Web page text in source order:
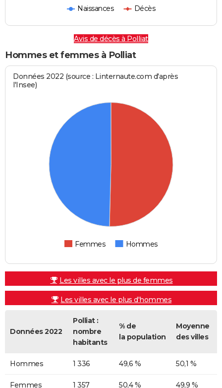
Naissances Décès
Avis de décès à Polliat
Hommes et femmes à Polliat
Données 2022 (source : Linternaute.com d'après
l'Insee)
Femmes Hommes
Les villes avec le plus de femmes
Les villes avec le plus d'hommes
Données 2022
Polliat :
nombre
habitants
% de
la population
Moyenne
des villes
Hommes 1 336 49,6 % 50,1 %
Femmes 1 357 50,4 % 49,9 %